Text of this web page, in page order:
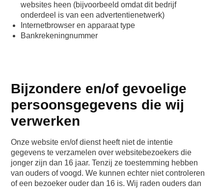
websites heen (bijvoorbeeld omdat dit bedrijf
onderdeel is van een advertentienetwerk)
Internetbrowser en apparaat type
Bankrekeningnummer
Bijzondere en/of gevoelige
persoonsgegevens die wij
verwerken
Onze website en/of dienst heeft niet de intentie
gegevens te verzamelen over websitebezoekers die
jonger zijn dan 16 jaar. Tenzij ze toestemming hebben
van ouders of voogd. We kunnen echter niet controleren
of een bezoeker ouder dan 16 is. Wij raden ouders dan